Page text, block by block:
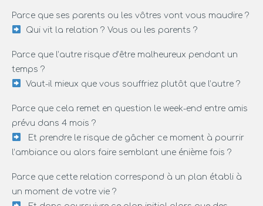
Parce que ses parents ou les vôtres vont vous maudire ?
Qui vit la relation ? Vous ou les parents ?
Parce que l’autre risque d’être malheureux pendant un
temps ?
Vaut-il mieux que vous souffriez plutôt que l’autre ?
Parce que cela remet en question le week-end entre amis
prévu dans 4 mois ?
Et prendre le risque de gâcher ce moment à pourrir
l’ambiance ou alors faire semblant une énième fois ?
Parce que cette relation correspond à un plan établi à
un moment de votre vie ?